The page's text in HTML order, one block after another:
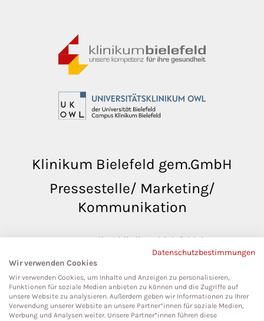
Klinikum Bielefeld gem.GmbH
Pressestelle/ Marketing/
Kommunikation
pressestelle@klinikumbielefeld.de
Teutoburger Str. 50
33604 Bielefeld
Datenschutzbestimmungen
Wir verwenden Cookies
Wir verwenden Cookies, um Inhalte und Anzeigen zu personalisieren,
Funktionen für soziale Medien anbieten zu können und die Zugriffe auf
unsere Website zu analysieren. Außerdem geben wir Informationen zu Ihrer
Verwendung unserer Website an unsere Partner*innen für soziale Medien,
Werbung und Analysen weiter. Unsere Partner*innen führen diese